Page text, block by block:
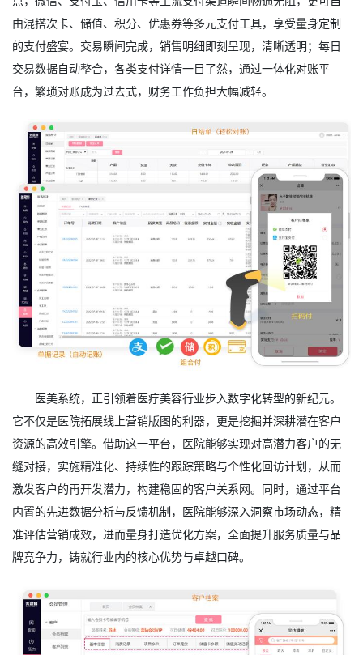
由混搭次卡、储值、积分、优惠券等多元支付工具，享受量身定制
的支付盛宴。交易瞬间完成，销售明细即刻呈现，清晰透明；每日
交易数据自动整合，各类支付详情一目了然，通过一体化对账平
台，繁琐对账成为过去式，财务工作负担大幅减轻。
医美系统，正引领着医疗美容行业步入数字化转型的新纪元。
它不仅是医院拓展线上营销版图的利器，更是挖掘并深耕潜在客户
资源的高效引擎。借助这一平台，医院能够实现对高潜力客户的无
缝对接，实施精准化、持续性的跟踪策略与个性化回访计划，从而
激发客户的再开发潜力，构建稳固的客户关系网。同时，通过平台
内置的先进数据分析与反馈机制，医院能够深入洞察市场动态，精
准评估营销成效，进而量身打造优化方案，全面提升服务质量与品
牌竞争力，铸就行业内的核心优势与卓越口碑。